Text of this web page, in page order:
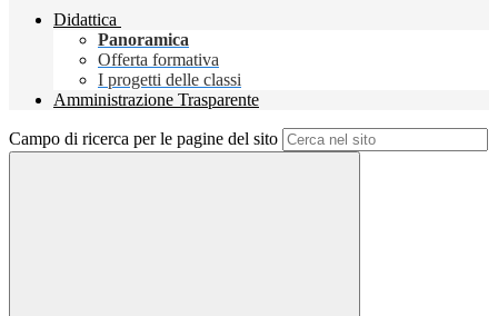
Didattica
Panoramica
Offerta formativa
I progetti delle classi
Amministrazione Trasparente
Campo di ricerca per le pagine del sito